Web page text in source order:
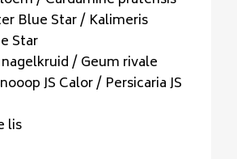
Blue Star / Kalimeris
Star
/ Geum rivale
JS Calor / Persicaria JS
lis